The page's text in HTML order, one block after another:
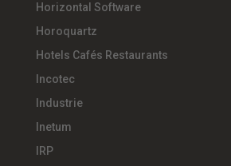
Horizontal Software
Horoquartz
Hotels Cafés Restaurants
Incotec
Industrie
Inetum
IRP